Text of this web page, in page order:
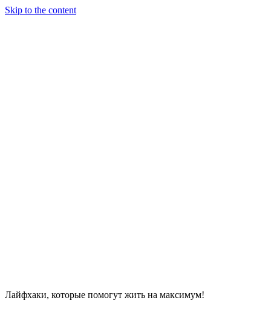
Skip to the content
Лайфхаки, которые помогут жить на максимум!